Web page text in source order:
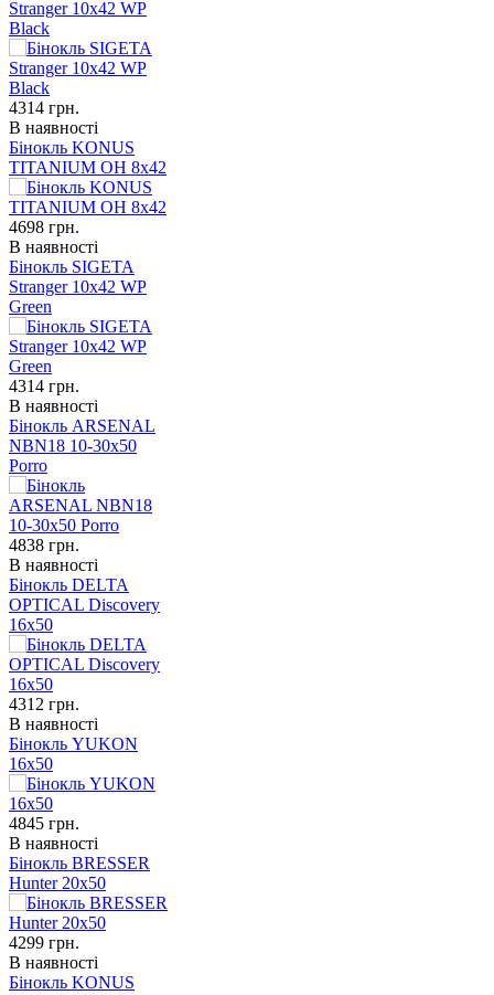
Stranger 10x42 WP
Black
4314 грн.
В наявності
Бінокль KONUS
TITANIUM OH 8x42
4698 грн.
В наявності
Бінокль SIGETA
Stranger 10x42 WP
Green
4314 грн.
В наявності
Бінокль ARSENAL
NBN18 10-30x50
Porro
4838 грн.
В наявності
Бінокль DELTA
OPTICAL Discovery
16x50
4312 грн.
В наявності
Бінокль YUKON
16x50
4845 грн.
В наявності
Бінокль BRESSER
Hunter 20x50
4299 грн.
В наявності
Бінокль KONUS